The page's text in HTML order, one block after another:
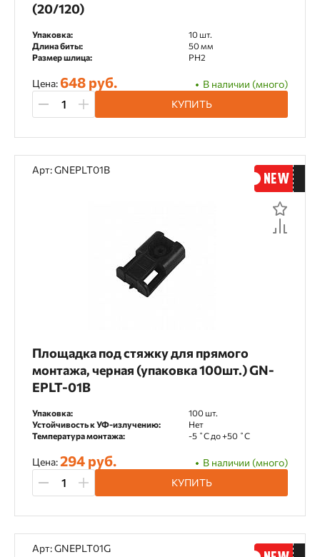
(20/120)
Упаковка:
10 шт.
Длина биты:
50 мм
Размер шлица:
PH2
Цена: 648 руб.
В наличии (много)
КУПИТЬ
Арт: GNEPLT01B
Площадка под стяжку для прямого
монтажа, черная (упаковка 100шт.) GN-
EPLT-01B
Упаковка:
100 шт.
Устойчивость к УФ-излучению:
Нет
Температура монтажа:
-5 ˚С до +50 ˚С
Цена:294 руб.
В наличии (много)
КУПИТЬ
Арт: GNEPLT01G